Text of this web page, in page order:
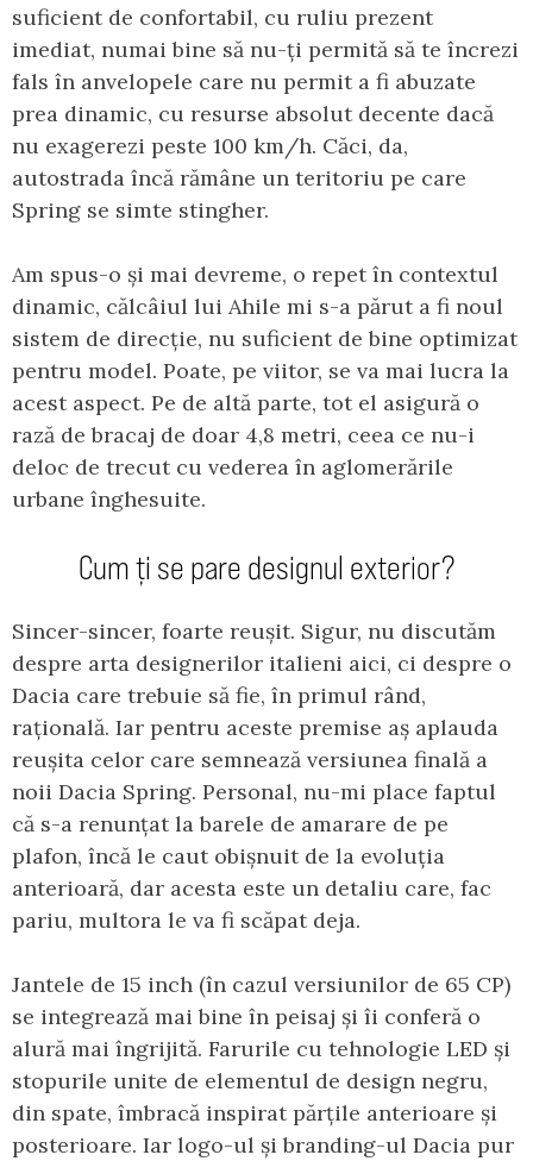
suficient de confortabil, cu ruliu prezent
imediat, numai bine să nu-ți permită să te încrezi
fals în anvelopele care nu permit a fi abuzate
prea dinamic, cu resurse absolut decente dacă
nu exagerezi peste 100 km/h. Căci, da,
autostrada încă rămâne un teritoriu pe care
Spring se simte stingher.
Am spus-o și mai devreme, o repet în contextul
dinamic, călcâiul lui Ahile mi s-a părut a fi noul
sistem de direcție, nu suficient de bine optimizat
pentru model. Poate, pe viitor, se va mai lucra la
acest aspect. Pe de altă parte, tot el asigură o
rază de bracaj de doar 4,8 metri, ceea ce nu-i
deloc de trecut cu vederea în aglomerările
urbane înghesuite.
Cum ți se pare designul exterior?
Sincer-sincer, foarte reușit. Sigur, nu discutăm
despre arta designerilor italieni aici, ci despre o
Dacia care trebuie să fie, în primul rând,
rațională. Iar pentru aceste premise aș aplauda
reușita celor care semnează versiunea finală a
noii Dacia Spring. Personal, nu-mi place faptul
că s-a renunțat la barele de amarare de pe
plafon, încă le caut obișnuit de la evoluția
anterioară, dar acesta este un detaliu care, fac
pariu, multora le va fi scăpat deja.
Jantele de 15 inch (în cazul versiunilor de 65 CP)
se integrează mai bine în peisaj și îi conferă o
alură mai îngrijită. Farurile cu tehnologie LED și
stopurile unite de elementul de design negru,
din spate, îmbracă inspirat părțile anterioare și
posterioare. Iar logo-ul și branding-ul Dacia pur